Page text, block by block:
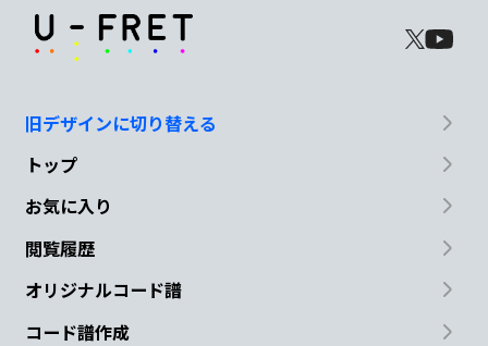
旧デザインに切り替える
トップ
お気に入り
閲覧履歴
オリジナルコード譜
コード譜作成